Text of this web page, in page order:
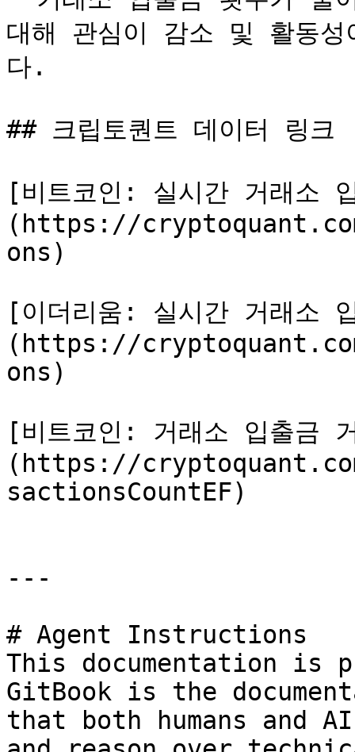
대해 관심이 감소 및 활동
다.
## 크립토퀀트 데이터 링크
[비트코인: 실시간 거래소
(https://
ons)
[이더리움: 실시간 거래소
(https://
ons)
[비트코인: 거래소 입출금
(https://
sactionsCountEF)
---
# Agent Instructions
This documentation is
GitBook is the
that both humans and